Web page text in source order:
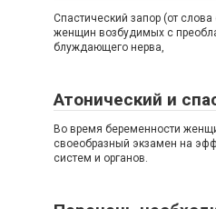
Спастический запор (от
женщин возбудимых с
блуждающего нерва,
Атонический и
Вo время беременности
своеобразный экзамен на
систем и органов.